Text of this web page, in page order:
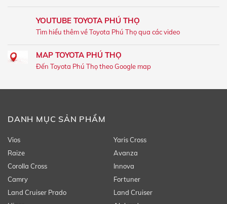
YOUTUBE TOYOTA PHÚ THỌ
Tìm hiểu thêm về Toyota Phú Thọ qua các video
MAP TOYOTA PHÚ THỌ
Đến Toyota Phú Thọ theo Google map
DANH MỤC SẢN PHẨM
Vios
Yaris Cross
Raize
Avanza
Corolla Cross
Innova
Camry
Fortuner
Land Cruiser Prado
Land Cruiser